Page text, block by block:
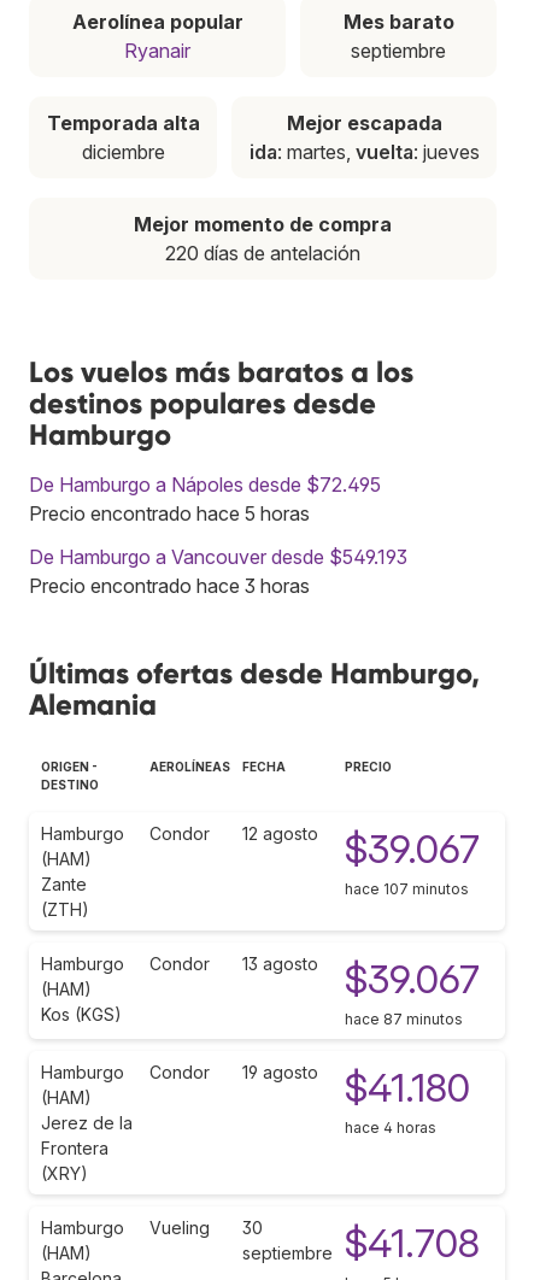
Aerolínea popular
Ryanair
Mes barato
septiembre
Temporada alta
diciembre
Mejor escapada
ida: martes, vuelta: jueves
Mejor momento de compra
220 días de antelación
Los vuelos más baratos a los
destinos populares desde
Hamburgo
De Hamburgo a Nápoles desde $72.495
Precio encontrado hace 5 horas
De Hamburgo a Vancouver desde $549.193
Precio encontrado hace 3 horas
Últimas ofertas desde Hamburgo,
Alemania
ORIGEN -
DESTINO
AEROLÍNEAS FECHA PRECIO
Hamburgo
(HAM)
Zante
(ZTH)
Condor 12 agosto $39.067
hace 107 minutos
Hamburgo
(HAM)
Kos (KGS)
Condor 13 agosto $39.067
hace 87 minutos
Hamburgo
(HAM)
Jerez de la
Frontera
(XRY)
Condor 19 agosto $41.180
hace 4 horas
Hamburgo
(HAM)
Vueling
30
septiembre
$41.708